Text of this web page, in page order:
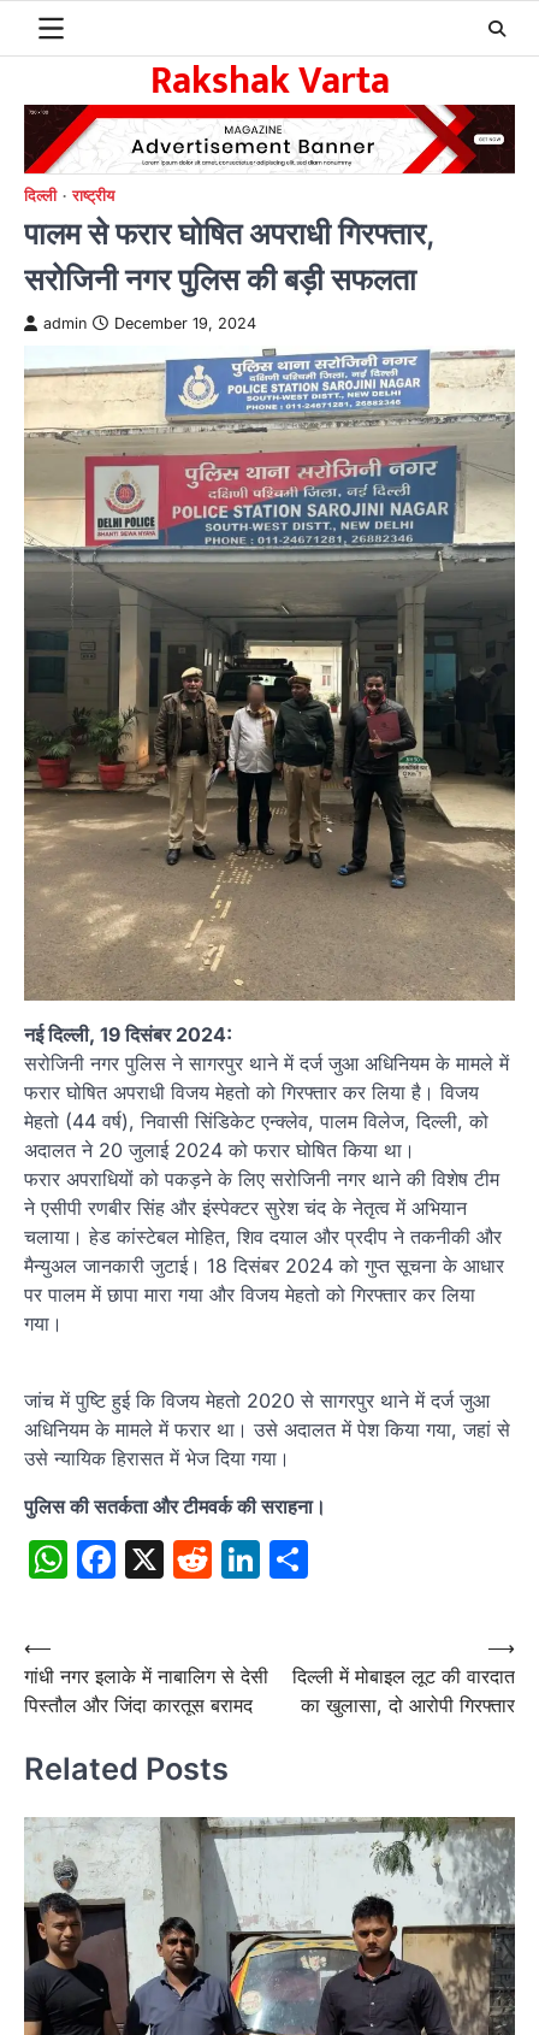
Rakshak Varta
दिल्ली राष्ट्रीय
पालम से फरार घोषित अपराधी गिरफ्तार,
सरोजिनी नगर पुलिस की बड़ी सफलता
admin December 19, 2024
नई दिल्ली, 19 दिसंबर 2024:
सरोजिनी नगर पुलिस ने सागरपुर थाने में दर्ज जुआ अधिनियम के मामले में
फरार घोषित अपराधी विजय मेहतो को गिरफ्तार कर लिया है। विजय
मेहतो (44 वर्ष), निवासी सिंडिकेट एन्क्लेव, पालम विलेज, दिल्ली, को
अदालत ने 20 जुलाई 2024 को फरार घोषित किया था।
फरार अपराधियों को पकड़ने के लिए सरोजिनी नगर थाने की विशेष टीम
ने एसीपी रणबीर सिंह और इंस्पेक्टर सुरेश चंद के नेतृत्व में अभियान
चलाया। हेड कांस्टेबल मोहित, शिव दयाल और प्रदीप ने तकनीकी और
मैन्युअल जानकारी जुटाई। 18 दिसंबर 2024 को गुप्त सूचना के आधार
पर पालम में छापा मारा गया और विजय मेहतो को गिरफ्तार कर लिया
गया।
जांच में पुष्टि हुई कि विजय मेहतो 2020 से सागरपुर थाने में दर्ज जुआ
अधिनियम के मामले में फरार था। उसे अदालत में पेश किया गया, जहां से
उसे न्यायिक हिरासत में भेज दिया गया।
पुलिस की सतर्कता और टीमवर्क की सराहना।
WhatsApp
Facebook
X RedditLinkedIn
Post
navigation
⟵
गांधी नगर इलाके में नाबालिग से देसी
पिस्तौल और जिंदा कारतूस बरामद
दिल्ली में मोबाइल लूट की वारदात
का खुलासा, दो आरोपी गिरफ्तार
⟶
Related Posts